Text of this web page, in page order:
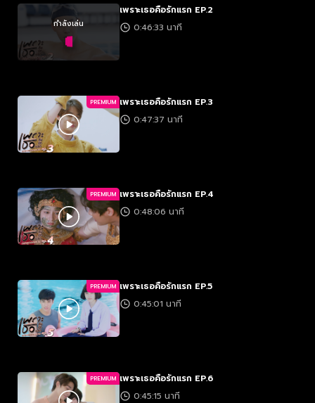
กำลังเล่น
เพราะเธอคือรักแรก EP.2
0:46:33 นาที
PREMIUM เพราะเธอคือรักแรก EP.3
0:47:37 นาที
PREMIUM เพราะเธอคือรักแรก EP.4
0:48:06 นาที
PREMIUM เพราะเธอคือรักแรก EP.5
0:45:01 นาที
PREMIUM เพราะเธอคือรักแรก EP.6
0:45:15 นาที